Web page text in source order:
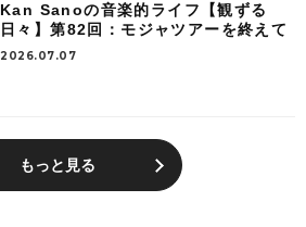
Kan Sanoの音楽的ライフ【観ずる
日々】第82回：モジャツアーを終えて
2026.07.07
もっと見る